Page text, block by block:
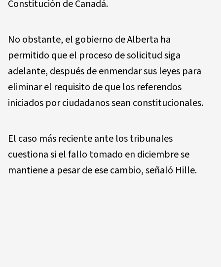
Constitución de Canadá.
No obstante, el gobierno de Alberta ha
permitido que el proceso de solicitud siga
adelante, después de enmendar sus leyes para
eliminar el requisito de que los referendos
iniciados por ciudadanos sean constitucionales.
El caso más reciente ante los tribunales
cuestiona si el fallo tomado en diciembre se
mantiene a pesar de ese cambio, señaló Hille.